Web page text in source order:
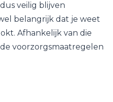
veilig blijven
belangrijk dat je weet
Afhankelijk van die
voorzorgsmaatregelen